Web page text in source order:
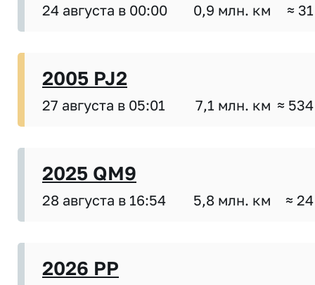
24 августа в 00:00 0,9 млн. км ≈
2005 PJ2
27 августа в 05:01 7,1 млн. км ≈
2025 QM9
28 августа в 16:54 5,8 млн. км ≈
2026 PP